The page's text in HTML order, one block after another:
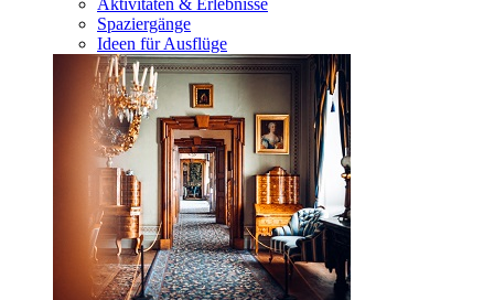
Aktivitäten & Erlebnisse
Spaziergänge
Ideen für Ausflüge